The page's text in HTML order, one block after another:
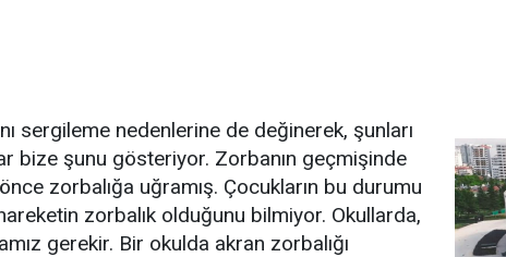
sergileme nedenlerine de değinerek, şunları
bize şunu gösteriyor. Zorbanın geçmişinde
zorbalığa uğramış. Çocukların bu durumu
zorbalık olduğunu bilmiyor. Okullarda,
gerekir. Bir okulda akran zorbalığı